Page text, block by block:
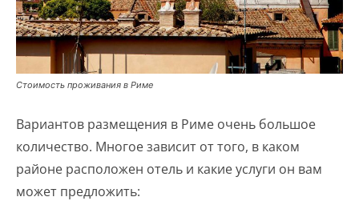
Стоимость проживания в Риме
Вариантов размещения в Риме очень большое
количество. Многое зависит от того, в каком
районе расположен отель и какие услуги он вам
может предложить: